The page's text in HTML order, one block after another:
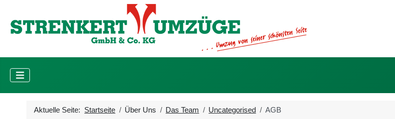
Aktuelle Seite: Startseite Über Uns Das Team Uncategorised AGB